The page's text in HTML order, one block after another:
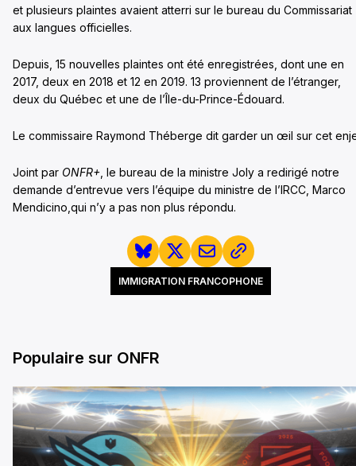
et plusieurs plaintes avaient atterri sur le bureau du Commissariat
aux langues officielles.
Depuis, 15 nouvelles plaintes ont été enregistrées, dont une en
2017, deux en 2018 et 12 en 2019. 13 proviennent de l’étranger,
deux du Québec et une de l’Île-du-Prince-Édouard.
Le commissaire Raymond Théberge dit garder un œil sur cet
Joint par ONFR+ , le bureau de la ministre Joly a redirigé notre
demande d’entrevue vers l’équipe du ministre de l’IRCC, Marco
Mendicino,qui n’y a pas non plus répondu.
IMMIGRATION FRANCOPHONE
Populaire sur ONFR